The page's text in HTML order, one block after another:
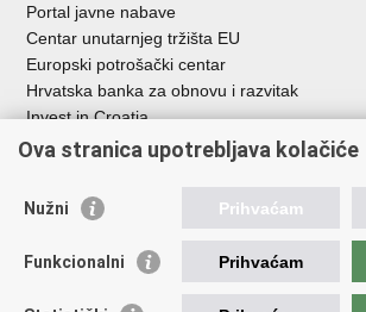
Portal javne nabave
Centar unutarnjeg tržišta EU
Europski potrošački centar
Hrvatska banka za obnovu i razvitak
Invest in Croatia
Europska banka za obnovu i razvoj
Središnja agencija za financiranje i ugovaranje
Institucije i javne ustanove u
Ministarstva
Ova stranica upotrebljava kolačiće
Nužni Prihvaćam
Funkcionalni Prihvaćam